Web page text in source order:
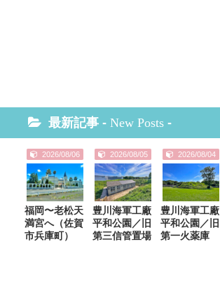
最新記事 - New Posts -
2026/08/06
福岡〜老松天
満宮へ（佐賀
市兵庫町）
2026/08/05
豊川海軍工廠
平和公園／旧
第三信管置場
2026/08/04
豊川海軍工廠
平和公園／旧
第一火薬庫